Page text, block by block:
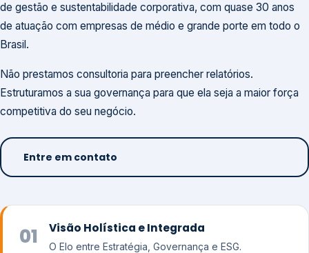
de gestão e sustentabilidade corporativa, com quase 30 anos
de atuação com empresas de médio e grande porte em todo o
Brasil.
Não prestamos consultoria para preencher relatórios.
Estruturamos a sua governança para que ela seja a maior força
competitiva do seu negócio.
Entre em contato
01 Visão Holística e Integrada
O Elo entre Estratégia, Governança e ESG.